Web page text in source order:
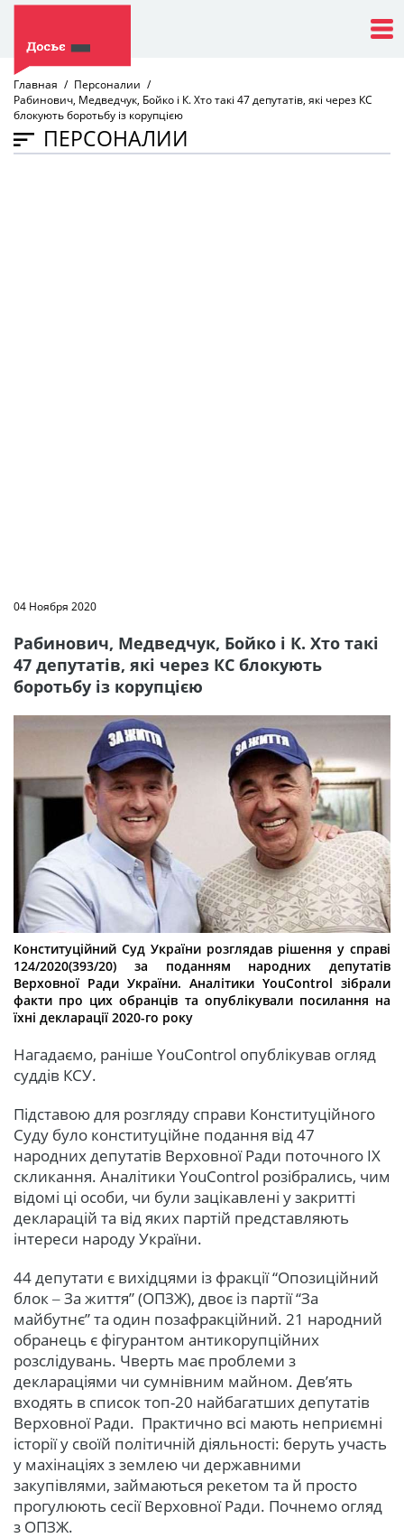
Главная
Персоналии
Рабинович, Медведчук, Бойко і К. Хто такі 47 депутатів, які через КС
блокують боротьбу із корупцією
ПЕРСОНАЛИИ
04 Ноября 2020
Рабинович, Медведчук, Бойко і К. Хто такі
47 депутатів, які через КС блокують
боротьбу із корупцією
Конституційний Суд України розглядав рішення у справі
124/2020(393/20) за поданням народних депутатів
Верховної Ради України. Аналітики YouControl зібрали
факти про цих обранців та опублікували посилання на
їхні декларації 2020-го року
Нагадаємо, раніше YouControl опублікував огляд
суддів КСУ.
Підставою для розгляду справи Конституційного
Суду було конституційне подання від 47
народних депутатів Верховної Ради поточного IX
скликання. Аналітики YouControl розібрались, чим
відомі ці особи, чи були зацікавлені у закритті
декларацій та від яких партій представляють
інтереси народу України.
44 депутати є вихідцями із фракції “Опозиційний
блок ‒ За життя” (ОПЗЖ), двоє із партії “За
майбутнє” та один позафракційний. 21 народний
обранець є фігурантом антикорупційних
розслідувань. Чверть має проблеми з
деклараціями чи сумнівним майном. Дев’ять
входять в список топ-20 найбагатших депутатів
Верховної Ради. Практично всі мають неприємні
історії у своїй політичній діяльності: беруть участь
у махінаціях з землею чи державними
закупівлями, займаються рекетом та й просто
прогулюють сесії Верховної Ради. Почнемо огляд
з ОПЗЖ.